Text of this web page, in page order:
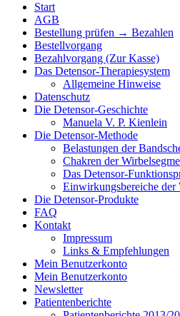
Start
AGB
Bestellung prüfen → Bezahlen
Bestellvorgang
Bezahlvorgang (Zur Kasse)
Das Detensor-Therapiesystem
Allgemeine Hinweise
Datenschutz
Die Detensor-Geschichte
Manuela V. P. Kienlein
Die Detensor-Methode
Belastungen der
Chakren der
Das Detensor-
Einwirkungsbereiche der
Die Detensor-Produkte
FAQ
Kontakt
Impressum
Links & Empfehlungen
Mein Benutzerkonto
Mein Benutzerkonto
Newsletter
Patientenberichte